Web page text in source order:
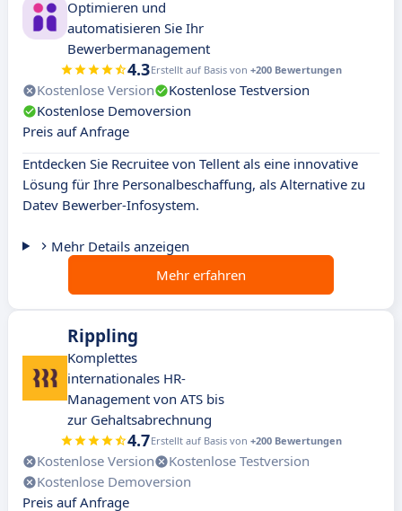
Optimieren und
automatisieren Sie Ihr
Bewerbermanagement
4.3Erstellt auf Basis von +200 Bewertungen
Kostenlose Version
Kostenlose Testversion
Kostenlose Demoversion
Preis auf Anfrage
Entdecken Sie Recruitee von Tellent als eine innovative
Lösung für Ihre Personalbeschaffung, als Alternative zu
Datev Bewerber-Infosystem.
Mehr Details anzeigen
Mehr erfahren
Rippling
Komplettes
internationales HR-
Management von ATS bis
zur Gehaltsabrechnung
4.7Erstellt auf Basis von +200 Bewertungen
Kostenlose Version
Kostenlose Testversion
Kostenlose Demoversion
Preis auf Anfrage